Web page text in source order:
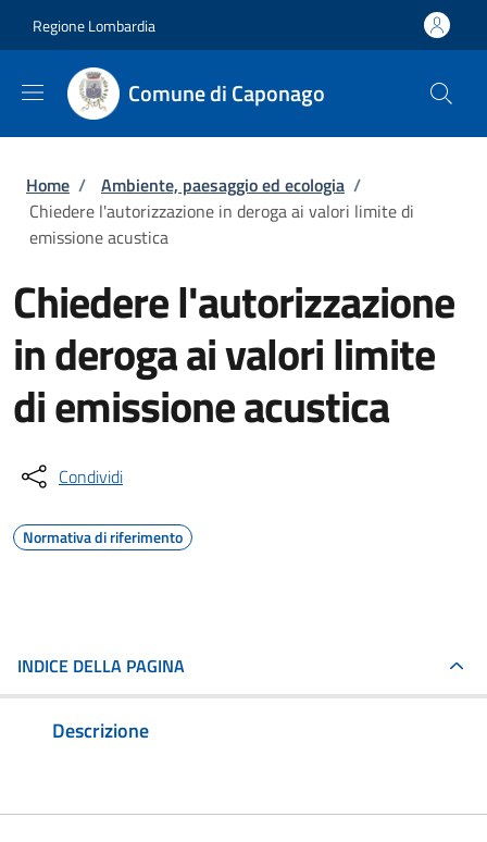
Regione Lombardia
Comune di Caponago
Briciole di pane
Home / Ambiente, paesaggio ed ecologia /
Chiedere l'autorizzazione in deroga ai valori limite di
emissione acustica
Chiedere l'autorizzazione
in deroga ai valori limite
di emissione acustica
Condividi
Normativa di riferimento
INDICE DELLA PAGINA
Descrizione